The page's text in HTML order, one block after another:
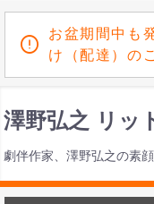
お盆期間中も
け（配達）の
澤野弘之 リッ
劇伴作家、澤野弘之の素